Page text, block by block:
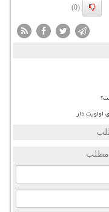
(0)
اولویت دار
مطلب